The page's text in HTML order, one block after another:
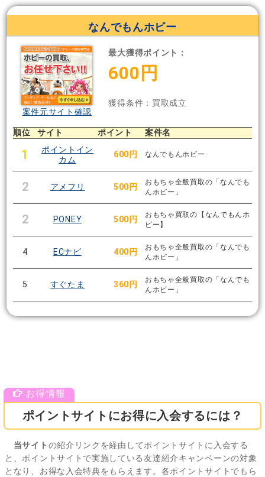
なんでもんホビー
案件元サイト確認
最大獲得ポイント：
600円
獲得条件：買取成立
順位 サイト ポイント 案件名
1
ポイントイン
カム
600円 なんでもんホビー
2 アメフリ 500円
おもちゃ全般買取の「なんでも
んホビー」
2 PONEY 500円
おもちゃ買取の【なんでもんホ
ビー】
4 ECナビ 400円
おもちゃ全般買取の「なんでも
んホビー」
5 すぐたま 360円
おもちゃ全般買取の「なんでも
んホビー」
ポイントサイトにお得に入会するには？
当サイト の紹介リンクを経由してポイントサイトに入会する
と、ポイントサイトで実施している友達紹介キャンペーンの対象
となり、お得な入会特典をもらえます。各ポイントサイトでもら